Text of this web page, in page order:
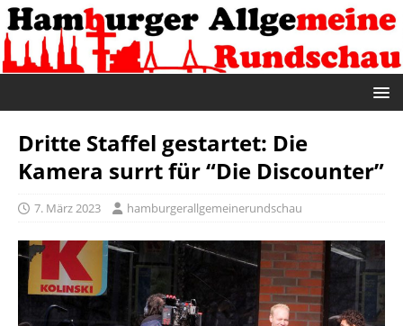
Dritte Staffel gestartet: Die
Kamera surrt für “Die Discounter”
7. März 2023 hamburgerallgemeinerundschau